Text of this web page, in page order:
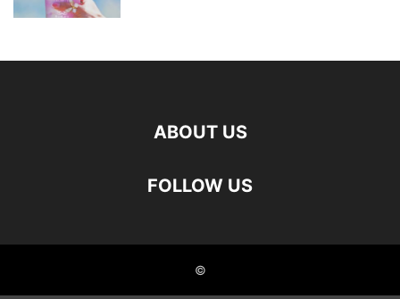
ABOUT US
FOLLOW US
©